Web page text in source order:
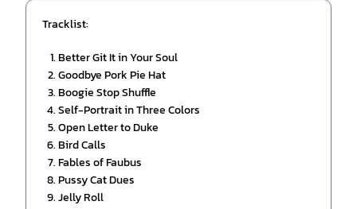
Tracklist:
Better Git It in Your Soul
Goodbye Pork Pie Hat
Boogie Stop Shuffle
Self-Portrait in Three Colors
Open Letter to Duke
Bird Calls
Fables of Faubus
Pussy Cat Dues
Jelly Roll